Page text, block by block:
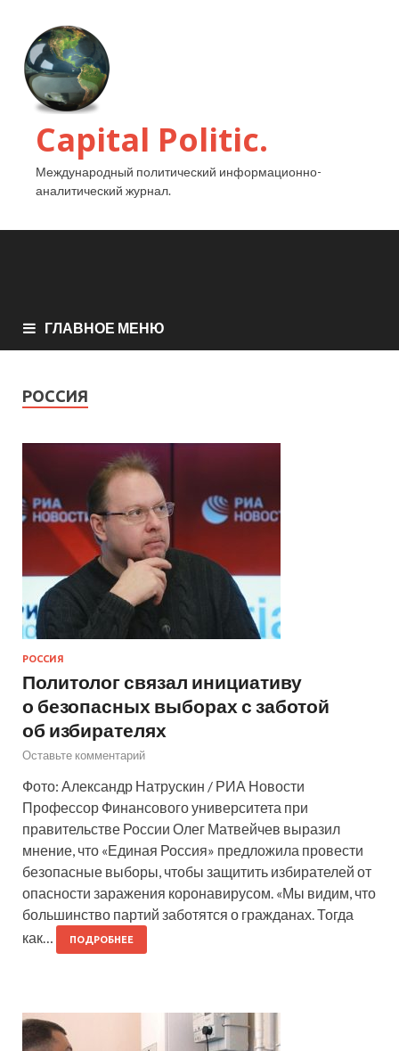
Capital Politic.
Международный политический информационно-
аналитический журнал.
ГЛАВНОЕ МЕНЮ
РОССИЯ
РОССИЯ
Политолог связал инициативу
о безопасных выборах с заботой
об избирателях
Оставьте комментарий
Фото: Александр Натрускин / РИА Новости
Профессор Финансового университета при
правительстве России Олег Матвейчев выразил
мнение, что «Единая Россия» предложила провести
безопасные выборы, чтобы защитить избирателей от
опасности заражения коронавирусом. «Мы видим, что
большинство партий заботятся о гражданах. Тогда
как…
ПОДРОБНЕЕ